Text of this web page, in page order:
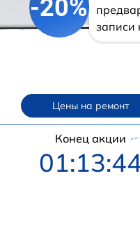
-20%
записи
Цены на ремонт
Конец акции